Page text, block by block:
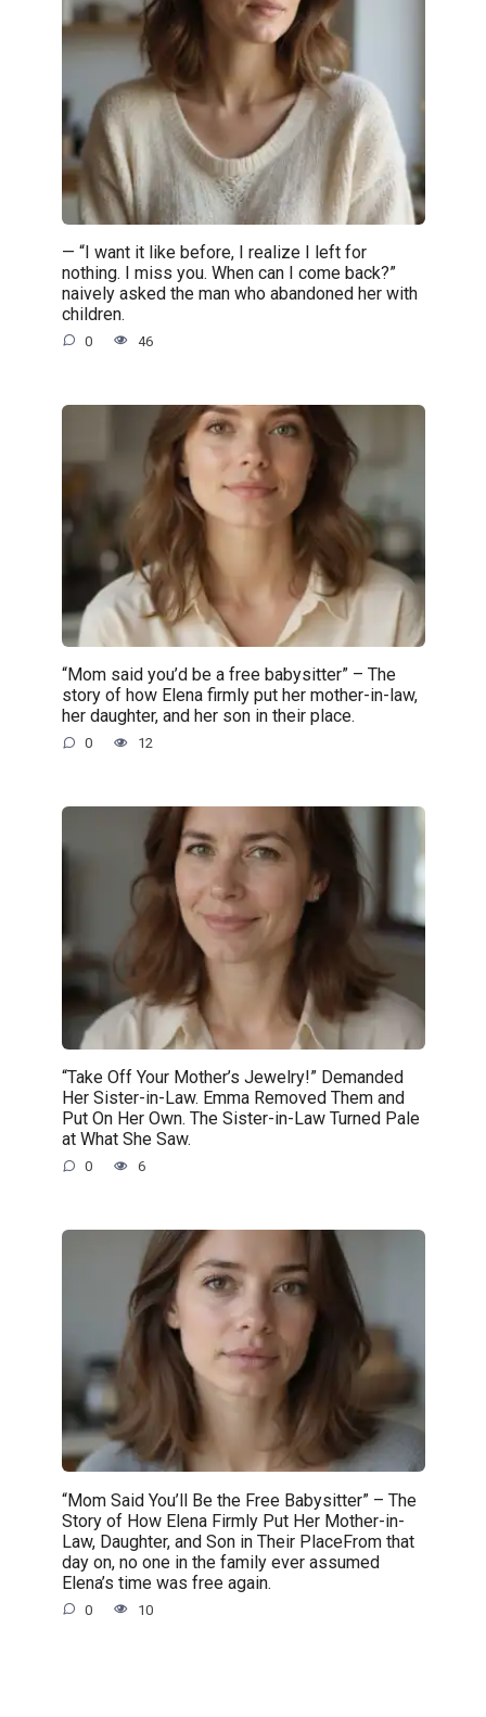
— “I want it like before, I realize I left for
nothing. I miss you. When can I come back?”
naively asked the man who abandoned her with
children.
0 46
“Mom said you’d be a free babysitter” – The
story of how Elena firmly put her mother-in-law,
her daughter, and her son in their place.
0 12
“Take Off Your Mother’s Jewelry!” Demanded
Her Sister-in-Law. Emma Removed Them and
Put On Her Own. The Sister-in-Law Turned Pale
at What She Saw.
0 6
“Mom Said You’ll Be the Free Babysitter” – The
Story of How Elena Firmly Put Her Mother-in-
Law, Daughter, and Son in Their PlaceFrom that
day on, no one in the family ever assumed
Elena’s time was free again.
0 10